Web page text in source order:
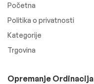
Početna
Politika o privatnosti
Kategorije
Trgovina
Opremanje Ordinacija